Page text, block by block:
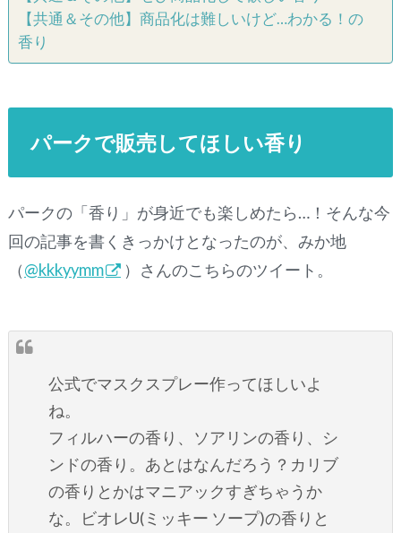
【共通＆その他】商品化は難しいけど…わかる！の
香り
パークで販売してほしい香り
パークの「香り」が身近でも楽しめたら…！そんな今
回の記事を書くきっかけとなったのが、みか地
（@kkkyymm ）さんのこちらのツイート。
公式でマスクスプレー作ってほしいよ
ね。
フィルハーの香り、ソアリンの香り、シ
ンドの香り。あとはなんだろう？カリブ
の香りとかはマニアックすぎちゃうか
な。ビオレU(ミッキー ソープ)の香りと